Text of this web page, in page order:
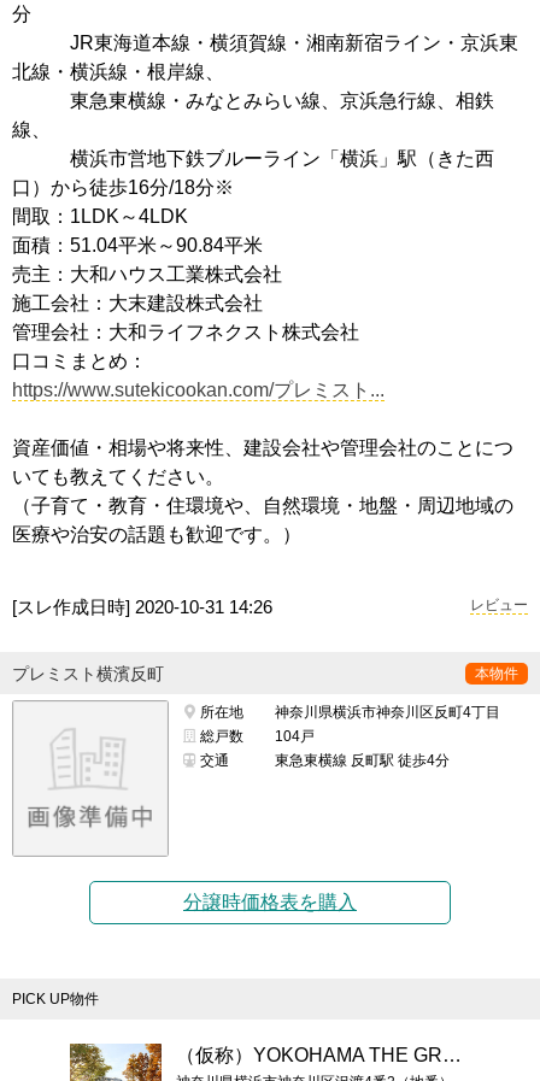
分
JR東海道本線・横須賀線・湘南新宿ライン・京浜東
北線・横浜線・根岸線、
東急東横線・みなとみらい線、京浜急行線、相鉄
線、
横浜市営地下鉄ブルーライン「横浜」駅（きた西
口）から徒歩16分/18分※
間取：1LDK～4LDK
面積：51.04平米～90.84平米
売主：大和ハウス工業株式会社
施工会社：大末建設株式会社
管理会社：大和ライフネクスト株式会社
口コミまとめ：
https://www.sutekicookan.com/プレミスト...
資産価値・相場や将来性、建設会社や管理会社のことにつ
いても教えてください。
（子育て・教育・住環境や、自然環境・地盤・周辺地域の
医療や治安の話題も歓迎です。）
[スレ作成日時] 2020-10-31 14:26 レビュー
プレミスト横濱反町 本物件
所在地
神奈川県横浜市神奈川区反町4丁目
総戸数
104戸
交通
東急東横線 反町駅 徒歩4分
分譲時価格表を購入
PICK UP物件
（仮称）YOKOHAMA THE GRAN PROJECT